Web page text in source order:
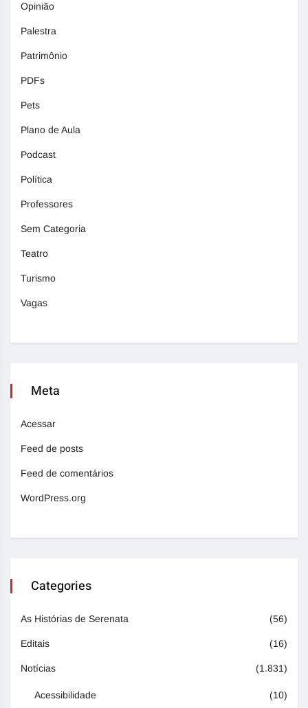
Opinião
Palestra
Patrimônio
PDFs
Pets
Plano de Aula
Podcast
Política
Professores
Sem Categoria
Teatro
Turismo
Vagas
Meta
Acessar
Feed de posts
Feed de comentários
WordPress.org
Categories
As Histórias de Serenata (56)
Editais (16)
Notícias (1.831)
Acessibilidade (10)